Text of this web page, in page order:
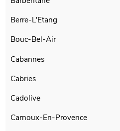
Berre-L'Etang
Bouc-Bel-Air
Cabannes
Cabries
Cadolive
Carnoux-En-Provence